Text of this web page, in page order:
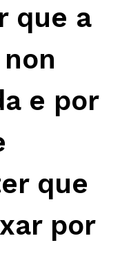
que a
e por
que
por